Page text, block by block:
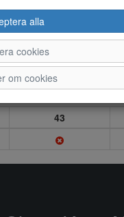
43
alla
cookies
om cookies